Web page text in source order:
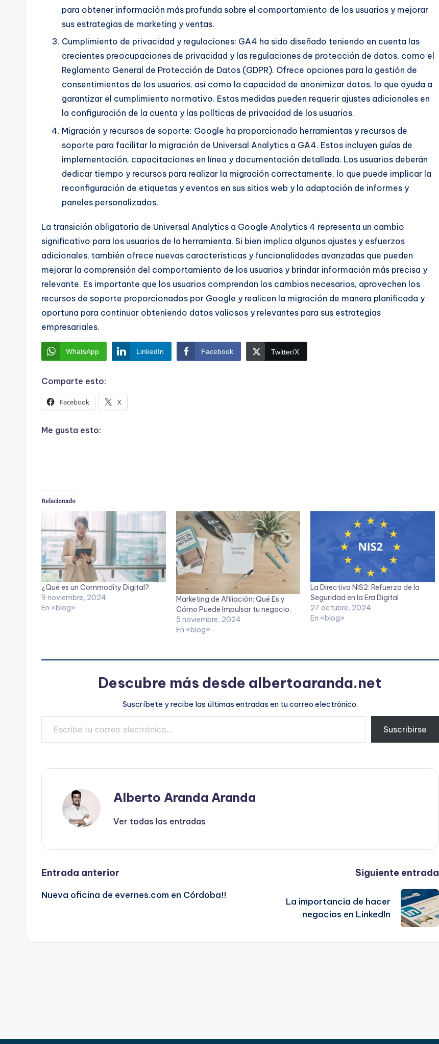
para obtener información más profunda sobre el comportamiento de los usuarios y mejorar
sus estrategias de marketing y ventas.
Cumplimiento de privacidad y regulaciones: GA4 ha sido diseñado teniendo en cuenta las
crecientes preocupaciones de privacidad y las regulaciones de protección de datos, como el
Reglamento General de Protección de Datos (GDPR). Ofrece opciones para la gestión de
consentimientos de los usuarios, así como la capacidad de anonimizar datos, lo que ayuda a
garantizar el cumplimiento normativo. Estas medidas pueden requerir ajustes adicionales en
la configuración de la cuenta y las políticas de privacidad de los usuarios.
Migración y recursos de soporte: Google ha proporcionado herramientas y recursos de
soporte para facilitar la migración de Universal Analytics a GA4. Estos incluyen guías de
implementación, capacitaciones en línea y documentación detallada. Los usuarios deberán
dedicar tiempo y recursos para realizar la migración correctamente, lo que puede implicar la
reconfiguración de etiquetas y eventos en sus sitios web y la adaptación de informes y
paneles personalizados.
La transición obligatoria de Universal Analytics a Google Analytics 4 representa un cambio
significativo para los usuarios de la herramienta. Si bien implica algunos ajustes y esfuerzos
adicionales, también ofrece nuevas características y funcionalidades avanzadas que pueden
mejorar la comprensión del comportamiento de los usuarios y brindar información más precisa y
relevante. Es importante que los usuarios comprendan los cambios necesarios, aprovechen los
recursos de soporte proporcionados por Google y realicen la migración de manera planificada y
oportuna para continuar obteniendo datos valiosos y relevantes para sus estrategias
empresariales.
WhatsApp LinkedIn Facebook Twitter/X
Comparte esto:
Facebook X
Me gusta esto:
Relacionado
¿Qué es un Commodity Digital?
9 noviembre, 2024
En «blog»
Marketing de Afiliación: Qué Es y
Cómo Puede Impulsar tu negocio.
5 noviembre, 2024
En «blog»
La Directiva NIS2: Refuerzo de la
Seguridad en la Era Digital
27 octubre, 2024
En «blog»
Descubre más desde albertoaranda.net
Suscríbete y recibe las últimas entradas en tu correo electrónico.
Escribe tu correo electrónico…
Suscribirse
Alberto Aranda Aranda
Ver todas las entradas
Navegación
de
Entrada anterior
Nueva oficina de evernes.com en Córdoba!!
Siguiente entrada
La importancia de hacer
negocios en LinkedIn